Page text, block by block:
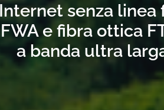
senza
e fibra ottica
a banda ultra